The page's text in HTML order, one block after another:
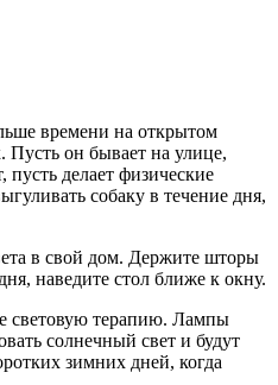
времени на открытом
Пусть он бывает на улице,
пусть делает физические
собаку в течение дня,
в свой дом. Держите шторы
наведите стол ближе к окну.
световую терапию. Лампы
солнечный свет и будут
зимних дней, когда